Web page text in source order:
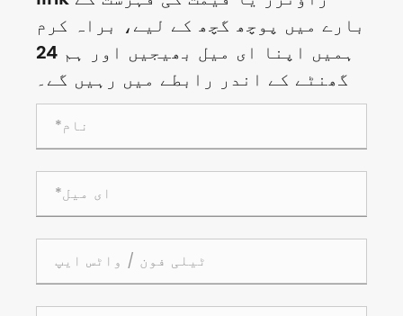
بارے میں پوچھ گچھ کے لیے، براہ کرم
ہمیں اپنا ای میل بھیجیں اور ہم 24
گھنٹے کے اندر رابطے میں رہیں گے۔